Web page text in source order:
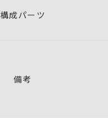
構成パーツ
備考